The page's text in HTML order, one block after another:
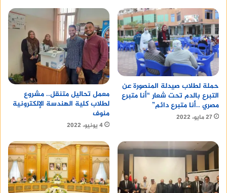
حملة لطلاب صيدلة المنصورة عن
التبرع بالدم تحت شعار “أنا متبرع
مصري ..أنا متبرع دائم”
27 مايو، 2022
معمل تحاليل متنقل.. مشروع
لطلاب كلية الهندسة الإلكترونية
منوف
4 يونيو، 2022